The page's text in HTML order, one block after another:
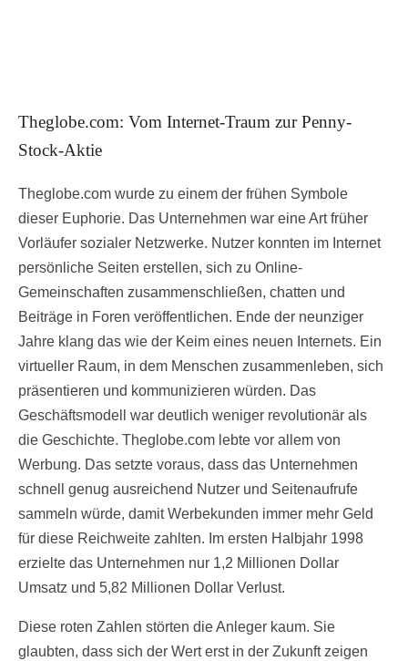
Theglobe.com: Vom Internet-Traum zur Penny-
Stock-Aktie
Theglobe.com wurde zu einem der frühen Symbole
dieser Euphorie. Das Unternehmen war eine Art früher
Vorläufer sozialer Netzwerke. Nutzer konnten im Internet
persönliche Seiten erstellen, sich zu Online-
Gemeinschaften zusammenschließen, chatten und
Beiträge in Foren veröffentlichen. Ende der neunziger
Jahre klang das wie der Keim eines neuen Internets. Ein
virtueller Raum, in dem Menschen zusammenleben, sich
präsentieren und kommunizieren würden. Das
Geschäftsmodell war deutlich weniger revolutionär als
die Geschichte. Theglobe.com lebte vor allem von
Werbung. Das setzte voraus, dass das Unternehmen
schnell genug ausreichend Nutzer und Seitenaufrufe
sammeln würde, damit Werbekunden immer mehr Geld
für diese Reichweite zahlten. Im ersten Halbjahr 1998
erzielte das Unternehmen nur 1,2 Millionen Dollar
Umsatz und 5,82 Millionen Dollar Verlust.
Diese roten Zahlen störten die Anleger kaum. Sie
glaubten, dass sich der Wert erst in der Zukunft zeigen